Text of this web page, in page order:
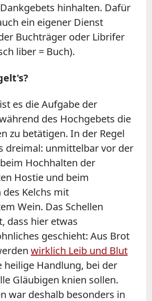
hinhalten. Dafür
ein eigener Dienst
Buchträger oder Librifer
liber = Buch).
es die Aufgabe der
des Hochgebets die
zu betätigen. In der Regel
dreimal: unmittelbar vor der
Hochhalten der
Hostie und beim
Kelchs mit
Wein. Das Schellen
dass hier etwas
geschieht: Aus Brot
wirklich Leib und Blut
heilige Handlung, bei der
Gläubigen knien sollen.
war deshalb besonders in